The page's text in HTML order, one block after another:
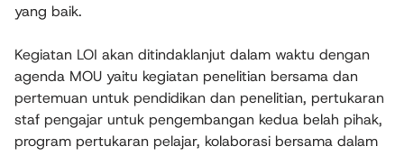
yang baik.
Kegiatan LOI akan ditindaklanjut dalam waktu dengan
agenda MOU yaitu kegiatan penelitian bersama dan
pertemuan untuk pendidikan dan penelitian, pertukaran
staf pengajar untuk pengembangan kedua belah pihak,
program pertukaran pelajar, kolaborasi bersama dalam